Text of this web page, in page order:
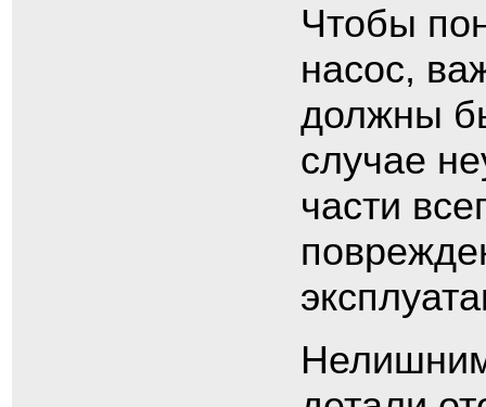
Чтобы
насос,
должны
случае
части
Нелишним